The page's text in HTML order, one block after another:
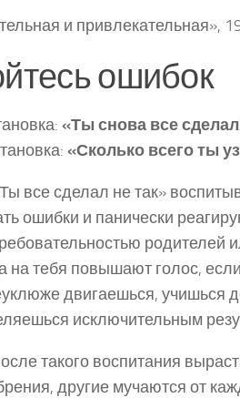
и привлекательная»,
ошибок
«Ты снова все
«Сколько всего ты
все сделал не так»
ошибки и панически
родителей
на тебя повышают голос,
двигаешься, учишься
исключительным
такого воспитания
другие мучаются от